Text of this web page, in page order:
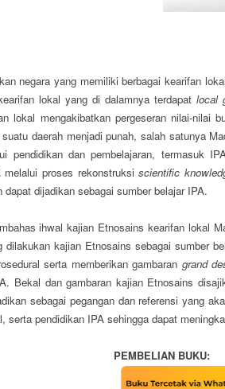
negara yang memiliki berbagai kearifan
lokal yang di dalamnya terdapat local
lokal mengakibatkan pergeseran nilai-nilai
daerah menjadi punah, salah satunya
pendidikan dan pembelajaran, termasuk
melalui proses rekonstruksiscientific
dapat dijadikan sebagai sumber belajar IPA.
ihwalkajian Etnosains kearifan lokal
dilakukan kajian Etnosains sebagai sumber
serta memberikan gambaran grand
Bekal dan gambaran kajian Etnosains
sebagai pegangan dan referensi yang
serta pendidikan IPA sehingga dapat
PEMBELIAN BUKU: